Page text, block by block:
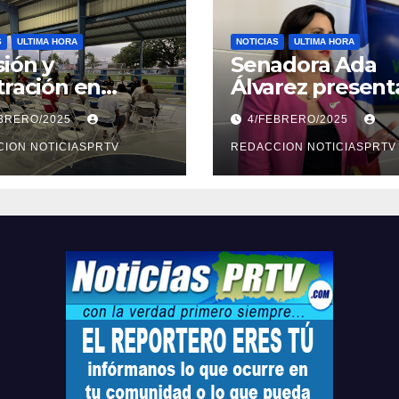
ULTIMA HORA
y
en
sobre
en
2025
NOTICIASPRTV
NOTICIAS ULTIMA HORA
Senadora Ada
Álvarez
medidas ante la
violencia en el
noviazgo
4/FEBRERO/2025
REDACCION NOTICIASPRTV